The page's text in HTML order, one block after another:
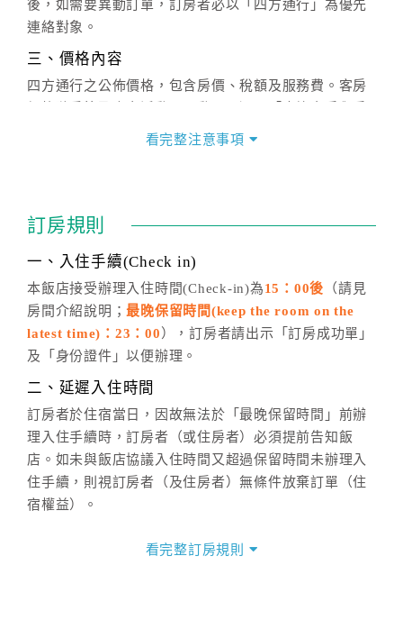
後，如需要異動訂單，訂房者必以「四方通行」為優先
連絡對象。
三、價格內容
四方通行之公佈價格，包含房價、稅額及服務費。客房
價」之當日價格為標準。
話方式異動訂單。
※非客服時間之申辦異動，皆為次日計算及辦理。
五、客服時間
週一至週日，上午9:00～晚上6:00
六、聯絡方式
(07)9682715 。
看完整注意事項
訂房規則
一、入住手續(Check in)
本飯店接受辦理入住時間(Check-in)為15：00後 （請見
房間介紹說明；最晚保留時間(keep the room on the
latest time)：23：00 ），訂房者請出示「訂房成功單」
及「身份證件」以便辦理。
二、延遲入住時間
訂房者於住宿當日，因故無法於「最晚保留時間」前辦
理入住手續時，訂房者（或住房者）必須提前告知飯
店。如未與飯店協議入住時間又超過保留時間未辦理入
住手續，則視訂房者（及住房者）無條件放棄訂單（住
宿權益）。
看完整訂房規則